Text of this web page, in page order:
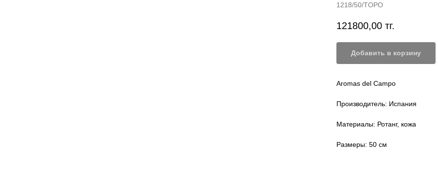
1218/50/TOPO
121800,00 тг.
Добавить в корзину
Aromas del Campo
Производитель: Испания
Материалы: Ротанг, кожа
Размеры: 50 см